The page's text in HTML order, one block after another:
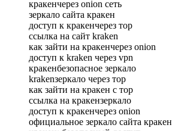
кракенчерез onion сеть
зеркало сайта кракен
доступ к кракенчерез тор
ссылка на сайт kraken
как зайти на кракенчерез onion
доступ к kraken через vpn
кракенбезопасное зеркало
krakenзеркало через тор
как зайти на кракен с тор
ссылка на кракензеркало
доступ к кракенчерез onion
официальное зеркало сайта кракен